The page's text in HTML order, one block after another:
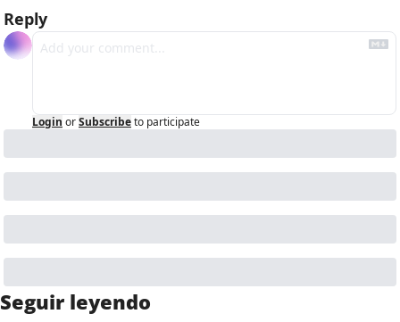
Reply
Login orSubscribeto participate
Seguir leyendo